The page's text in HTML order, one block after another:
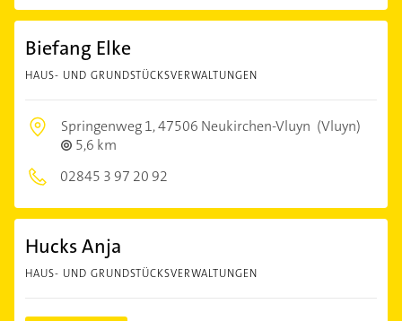
Biefang Elke
HAUS- UND GRUNDSTÜCKSVERWALTUNGEN
Springenweg 1,47506 Neukirchen-Vluyn (Vluyn)
5,6 km
02845 3 97 20 92
Hucks Anja
HAUS- UND GRUNDSTÜCKSVERWALTUNGEN